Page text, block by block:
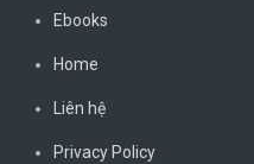
Ebooks
Home
Liên hệ
Privacy Policy